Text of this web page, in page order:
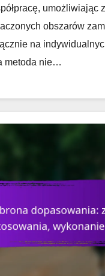
umożliwiając
obszarów
na
metoda nie…